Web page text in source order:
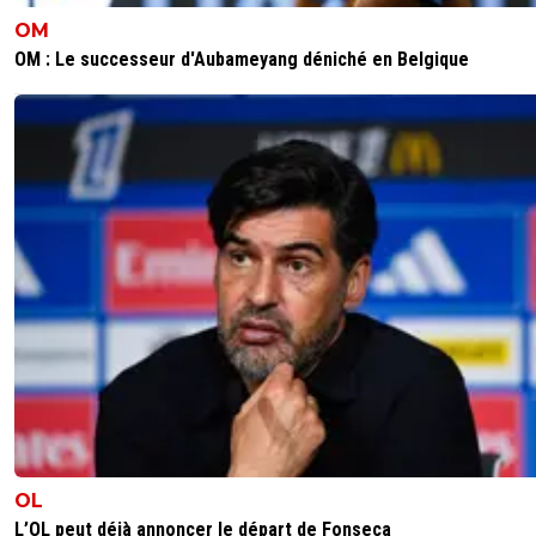
Content de savoir qu'ils pourront tirer leur coup , boire
binouze et raconter leur vie sur twitter ...
0+
om-sweet-om 06 juin 2012 à 18:14
Quand c'est dit simplement ! ^^
0 + Répondre
toufik78 06 juin 2012 à 18:09 +0
T'as tout dit!!! M.D.R.!!! :D
Répondre
OM
OM : Le successeur d'Aubameyang déniché en Belgique
OL
L’OL peut déjà annoncer le départ de Fonseca